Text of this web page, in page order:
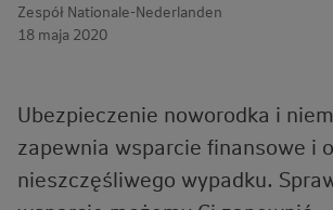
Zespół Nationale-Nederlanden
18 maja 2020
Ubezpieczenie noworodka i
zapewnia wsparcie finansowe i
nieszczęśliwego wypadku.